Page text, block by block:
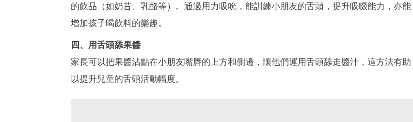
的飲品（如奶昔、乳酪等）。通過用力吸吮，能訓練小朋友的舌頭，提升吸啜能力，亦能
增加孩子喝飲料的樂趣。
四、用舌頭舔果醬
家長可以把果醬沾點在小朋友嘴唇的上方和側邊，讓他們運用舌頭舔走醬汁，這方法有助
以提升兒童的舌頭活動幅度。